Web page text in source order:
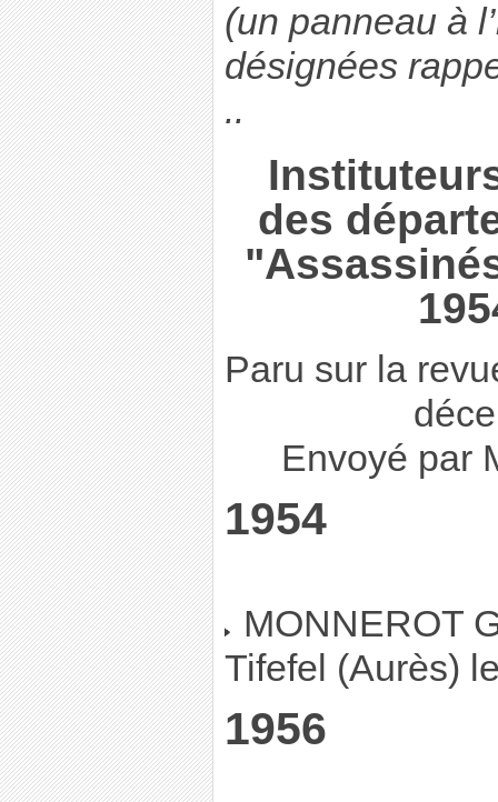
(un panneau à
désignées
..
des
Paru sur la
Envoyé par
1954
MONNEROT
Tifefel (Aurès)
1956